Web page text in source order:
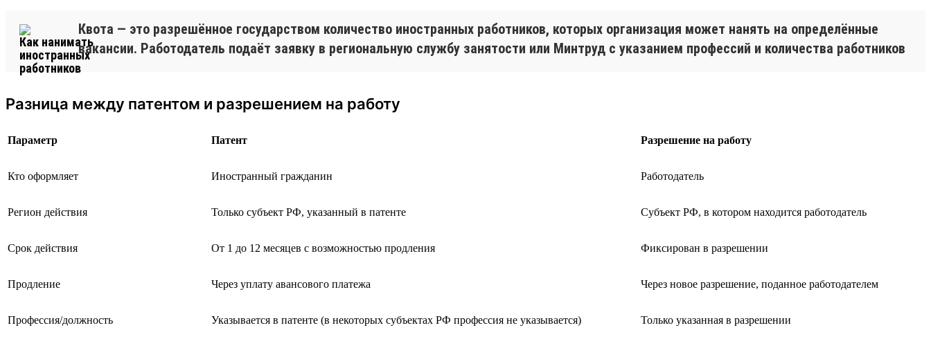
Квота — это разрешённое государством количество иностранных работников, которых организация может нанять на определённые
вакансии. Работодатель подаёт заявку в региональную службу занятости или Минтруд с указанием профессий и количества работников
Разница между патентом и разрешением на работу
Параметр Патент Разрешение на работу
Кто оформляет Иностранный гражданин Работодатель
Регион действия Только субъект РФ, указанный в патенте Субъект РФ, в котором находится работодатель
Срок действия От 1 до 12 месяцев с возможностью продления Фиксирован в разрешении
Продление Через уплату авансового платежа Через новое разрешение, поданное работодателем
Профессия/должность Указывается в патенте (в некоторых субъектах РФ профессия не указывается) Только указанная в разрешении